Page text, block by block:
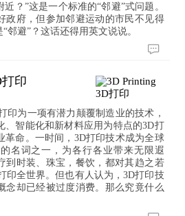
？”这是一个标准的“邻避”式问题。
政府，但参加邻避运动的市民不见得
邻避”？这话还得用英文说说。
印
印为一项有潜力颠覆制造业的技术，
、智能化和新材料应用为特点的3D打
革命。一时间，3D打印技术成为全球
名词之一，为各行各业带来无限遐
到时装、珠宝，餐饮，都对其趋之若
印全世界。但也有人认为，3D打印技
念却已经被过度消费。那么究竟什么